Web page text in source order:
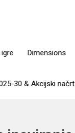
Dimensions
30 & Akcijski načrt